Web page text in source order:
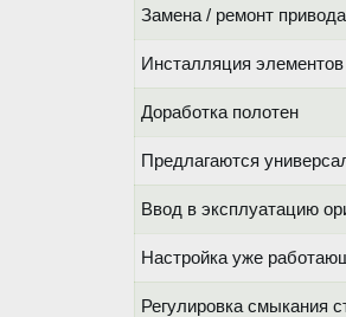
Замена / ремонт привода
Инсталляция
Доработка полотен
Предлагаются
Ввод в эксплуатацию
Настройка уже
Регулировка смыкания